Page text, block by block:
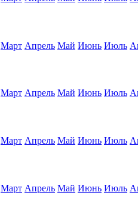
Март Апрель Май Июнь Июль
Март Апрель Май Июнь Июль
Март Апрель Май Июнь Июль
Март Апрель Май Июнь Июль